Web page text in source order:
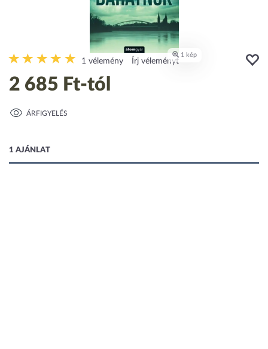
1 vélemény Írj véleményt
2 685 Ft-tól
ÁRFIGYELÉS
1 AJÁNLAT